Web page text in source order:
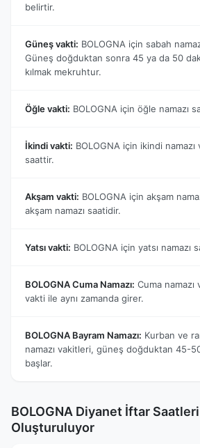
belirtir.
Güneş vakti: BOLOGNA için sabah
Güneş doğduktan sonra 45 ya da 50
kılmak mekruhtur.
Öğle vakti: BOLOGNA için öğle namazı
İkindi vakti: BOLOGNA için ikindi namazı
saattir.
Akşam vakti: BOLOGNA için akşam
akşam namazı saatidir.
Yatsı vakti: BOLOGNA için yatsı namazı
BOLOGNA Cuma Namazı: Cuma namazı
vakti ile aynı zamanda girer.
BOLOGNA Bayram Namazı: Kurban ve
namazı vakitleri, güneş doğduktan 45-
başlar.
BOLOGNA Diyanet İftar Saatleri
Oluşturuluyor